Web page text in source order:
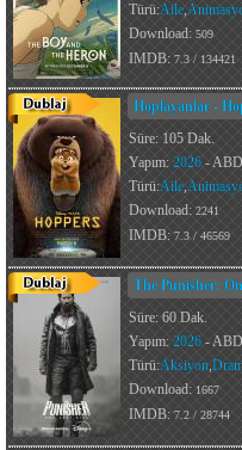
Türü:Aile,
Download: 509
IMDB: 7.3 / 134421
Hoplayanlar -
Süre: 105 Dak.
Yapım: 2026 - ABD
Türü:Aile,
Download: 2241
IMDB: 7.3 / 46569
The Punisher:
Süre: 60 Dak.
Yapım: 2026 - ABD
Türü:Aksiyon,
Download: 1667
IMDB: 7.2 / 28744